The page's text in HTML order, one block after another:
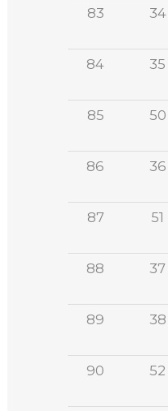
83
34
84 35
85
50
86 36
87 51
88 37
89 38
90 52